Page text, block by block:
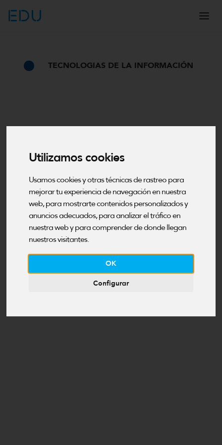
Utilizamos cookies
Usamos cookies y otras técnicas de rastreo para
mejorar tu experiencia de navegación en nuestra
web, para mostrarte contenidos personalizados y
anuncios adecuados, para analizar el tráfico en
nuestra web y para comprender de donde llegan
nuestros visitantes.
OK
Configurar
EDU
TECNOLOGIAS DE LA INFORMACIÓN